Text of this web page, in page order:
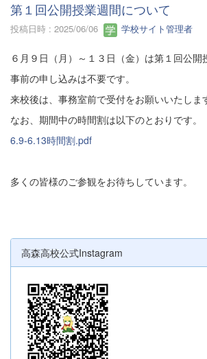
第１回公開授業週間について
投稿日時 : 2025/06/06 学校サイト管理者
６月９日（月）～１３日（金）は第１回公開
事前の申し込みは不要です。
来校後は、事務室前で受付をお願いいたしま
なお、期間中の時間割は以下のとおりです。
6.9-6.13時間割.pdf
多くの皆様のご参観をお待ちしています。
高森高校公式Instagram